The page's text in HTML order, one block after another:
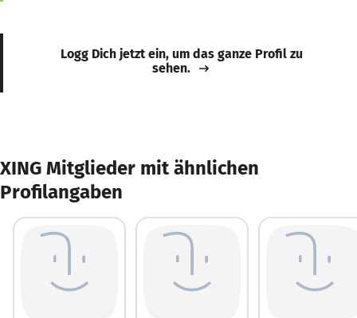
Logg Dich jetzt ein, um das ganze Profil zu
sehen.
XING Mitglieder mit ähnlichen
Profilangaben